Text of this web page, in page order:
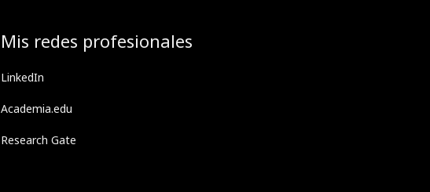
Mis redes profesionales
LinkedIn
Academia.edu
Research Gate